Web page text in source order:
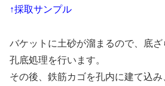
↑採取サンプル
バケットに土砂が溜まるので、底
孔底処理を行います。
その後、鉄筋カゴを孔内に建て込